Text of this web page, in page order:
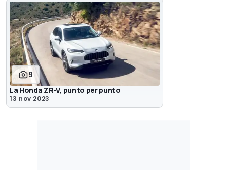
9
La Honda ZR-V, punto per punto
13 nov 2023